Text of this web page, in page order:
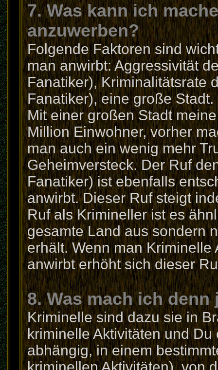
7. Was kann ich
anzuwerben?
Folgende Faktoren sind
man anwirbt: Aggressivität
Fanatiker), Kriminalitätsrate
Fanatiker), eine große Stadt.
Mit einer großen Stadt
Million Einwohner, vorher
man auch ein wenig mehr
Geheimversteck. Der Ruf
Fanatiker) ist ebenfalls
anwirbt. Dieser Ruf steigt
Ruf als Krimineller ist es
gesamte Land aus sondern
erhält. Wenn man
anwirbt erhöht sich dieser
8. Was mach ich
Kriminelle sind dazu sie in
kriminelle Aktivitäten und
abhängig, in einem
kriminellen Aktivitäten), von